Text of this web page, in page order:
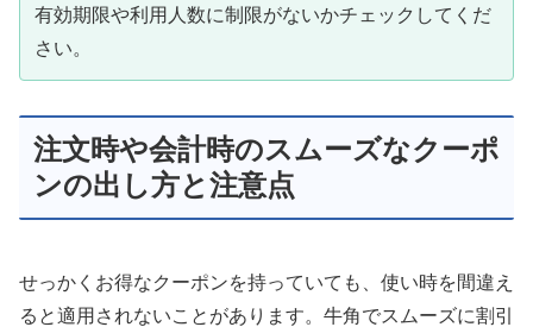
有効期限や利用人数に制限がないかチェックしてくだ
さい。
注文時や会計時のスムーズなクーポ
ンの出し方と注意点
せっかくお得なクーポンを持っていても、使い時を間違え
ると適用されないことがあります。牛角でスムーズに割引